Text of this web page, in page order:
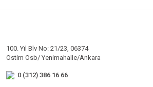
100. Yıl Blv No: 21/23, 06374
Ostim Osb/ Yenimahalle/Ankara
0 (312) 386 16 66